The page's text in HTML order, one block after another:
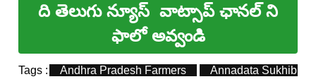
ది తెలుగు న్యూస్ వాట్సాప్ ఛానల్ ని
ఫాలో అవ్వండి
Tags : Andhra Pradesh Farmers Annadata